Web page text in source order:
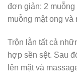
đơn giản: 2 muỗng
muỗng mật ong
Trộn lẫn tất cả
hợp sền sệt. Sau
lên mặt và